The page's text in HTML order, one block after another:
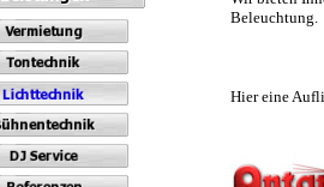
Beleuchtung.
Hier eine